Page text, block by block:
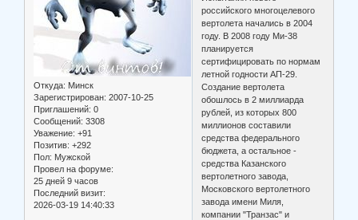
Откуда: Минск
Зарегистрирован: 2007-10-25
Приглашений: 0
Сообщений: 3308
Уважение: +91
Позитив: +292
Пол: Мужской
Провел на форуме:
25 дней 9 часов
Последний визит:
2026-03-19 14:40:33
российского многоцелевого
вертолета начались в 2004
году. В 2008 году Ми-38
планируется
сертифицировать по нормам
летной годности АП-29.
Создание вертолета
обошлось в 2 миллиарда
рублей, из которых 800
миллионов составили
средства федерального
бюджета, а остальное -
средства Казанского
вертолетного завода,
Московского вертолетного
завода имени Миля,
компании "Транзас" и